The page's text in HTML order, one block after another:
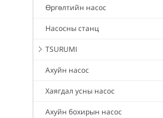
Өргөлтийн насос
Насосны станц
TSURUMI
Ахуйн насос
Хаягдал усны насос
Ахуйн бохирын насос